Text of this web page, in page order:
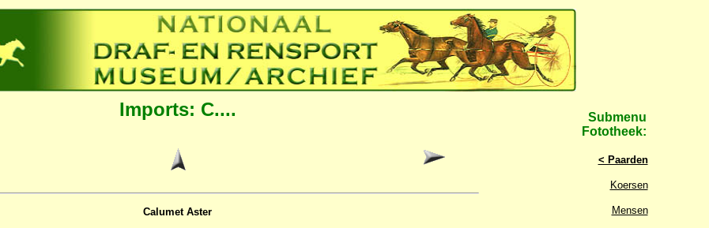
Imports: C....
Calumet Aster
Submenu
Fototheek:
< Paarden
Koersen
Mensen